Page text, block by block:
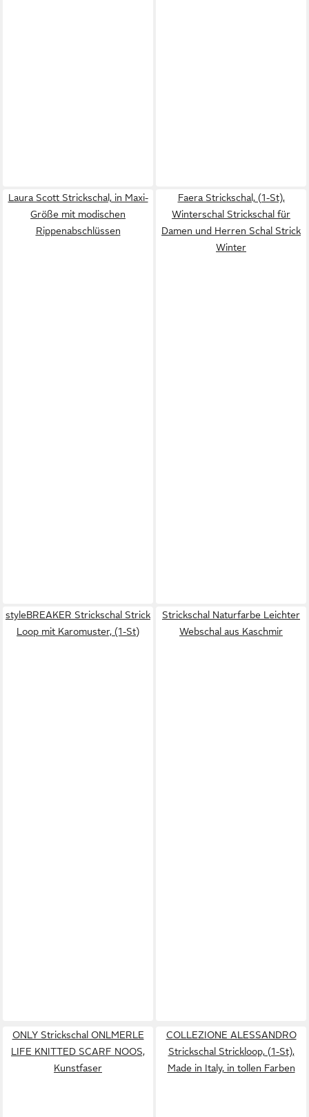
Laura Scott Strickschal, in Maxi-
Größe mit modischen
Rippenabschlüssen
Faera Strickschal, (1-St),
Winterschal Strickschal für
Damen und Herren Schal Strick
Winter
styleBREAKER Strickschal Strick
Loop mit Karomuster, (1-St)
Strickschal Naturfarbe Leichter
Webschal aus Kaschmir
ONLY Strickschal ONLMERLE
LIFE KNITTED SCARF NOOS,
Kunstfaser
COLLEZIONE ALESSANDRO
Strickschal Strickloop, (1-St),
Made in Italy, in tollen Farben